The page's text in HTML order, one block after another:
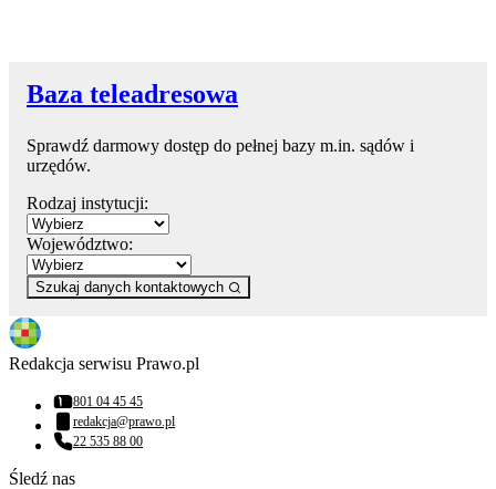
Baza teleadresowa
Sprawdź darmowy dostęp do pełnej bazy m.in. sądów i
urzędów.
Rodzaj instytucji:
Województwo:
Szukaj danych kontaktowych
Redakcja serwisu Prawo.pl
Numer telefonu:
801 04 45 45
Adres email:
redakcja@prawo.pl
Numer telefonu:
22 535 88 00
Śledź nas